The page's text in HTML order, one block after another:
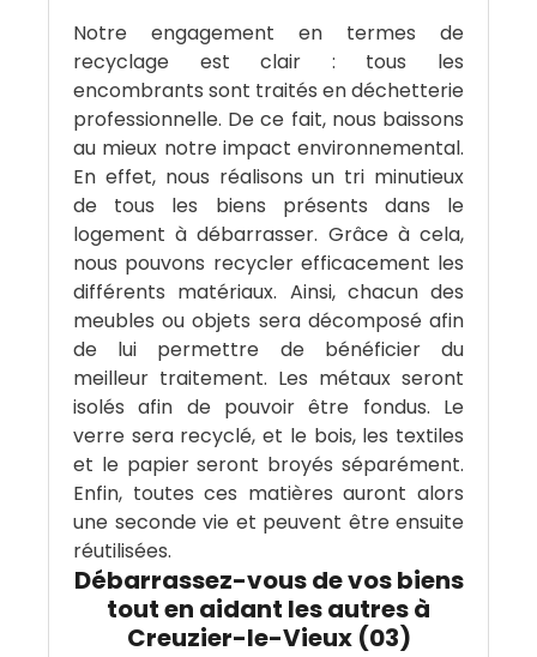
Notre engagement en termes de
recyclage est clair : tous les
encombrants sont traités en déchetterie
professionnelle. De ce fait, nous baissons
au mieux notre impact environnemental.
En effet, nous réalisons un tri minutieux
de tous les biens présents dans le
logement à débarrasser. Grâce à cela,
nous pouvons recycler efficacement les
différents matériaux. Ainsi, chacun des
meubles ou objets sera décomposé afin
de lui permettre de bénéficier du
meilleur traitement. Les métaux seront
isolés afin de pouvoir être fondus. Le
verre sera recyclé, et le bois, les textiles
et le papier seront broyés séparément.
Enfin, toutes ces matières auront alors
une seconde vie et peuvent être ensuite
réutilisées.
Débarrassez-vous de vos biens
tout en aidant les autres à
Creuzier-le-Vieux (03)